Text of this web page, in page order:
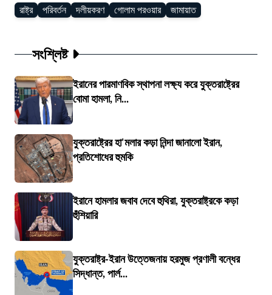
রাষ্ট্র পরিবর্তন দলীয়করণ গোলাম পরওয়ার জামায়াত
সংশ্লিষ্ট
ইরানের পারমাণবিক স্থাপনা লক্ষ্য করে যুক্তরাষ্ট্রের
বোমা হামলা, নি...
যুক্তরাষ্ট্রের হা'মলার কড়া নিন্দা জানালো ইরান,
প্রতিশোধের হুমকি
ইরানে হামলার জবাব দেবে হুথিরা, যুক্তরাষ্ট্রকে কড়া
হুঁশিয়ারি
যুক্তরাষ্ট্র-ইরান উত্তেজনায় হরমুজ প্রণালী বন্ধের
সিদ্ধান্ত, পার্ল...